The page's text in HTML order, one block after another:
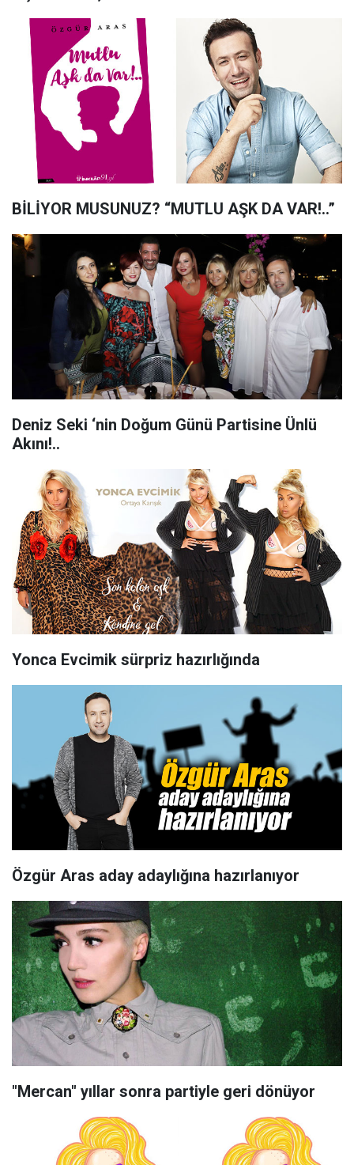
BİLİYOR MUSUNUZ? “MUTLU AŞK DA VAR!..”
Deniz Seki ‘nin Doğum Günü Partisine Ünlü
Akını!..
Yonca Evcimik sürpriz hazırlığında
Özgür Aras aday adaylığına hazırlanıyor
"Mercan" yıllar sonra partiyle geri dönüyor